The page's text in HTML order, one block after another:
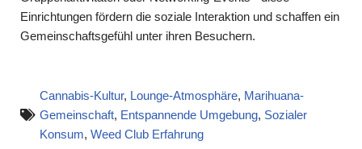
Einrichtungen fördern die soziale Interaktion und schaffen ein
Gemeinschaftsgefühl unter ihren Besuchern.
Cannabis-Kultur, Lounge-Atmosphäre, Marihuana-
Gemeinschaft, Entspannende Umgebung, Sozialer
Konsum, Weed Club Erfahrung